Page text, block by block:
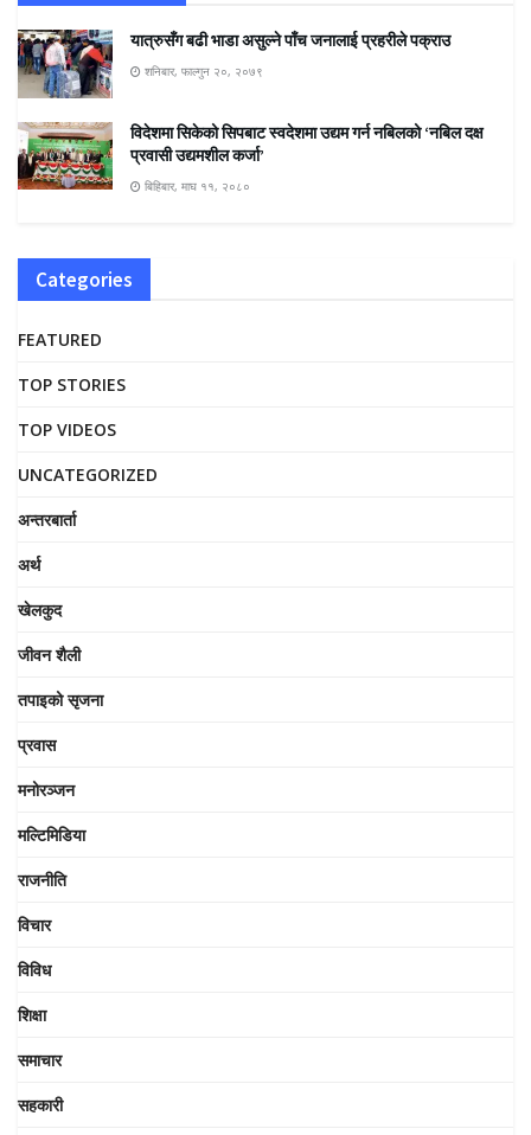
यात्रुसँग बढी भाडा असुल्ने पाँच जनालाई प्रहरीले पक्राउ
शनिबार, फाल्गुन २०, २०७९
विदेशमा सिकेको सिपबाट स्वदेशमा उद्यम गर्न नबिलको ‘नबिल दक्ष
प्रवासी उद्यमशील कर्जा’
बिहिबार, माघ ११, २०८०
Categories
FEATURED
TOP STORIES
TOP VIDEOS
UNCATEGORIZED
अन्तरबार्ता
अर्थ
खेलकुद
जीवन शैली
तपाइको सृजना
प्रवास
मनोरञ्जन
मल्टिमिडिया
राजनीति
विचार
विविध
शिक्षा
समाचार
सहकारी